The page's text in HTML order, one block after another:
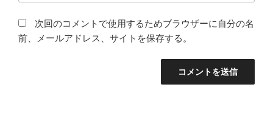
次回のコメントで使用するためブラウザーに自分の名
前、メールアドレス、サイトを保存する。